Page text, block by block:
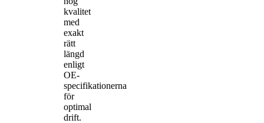
kvalitet
med
exakt
rätt
längd
enligt
OE-
specifikationerna
för
optimal
drift.